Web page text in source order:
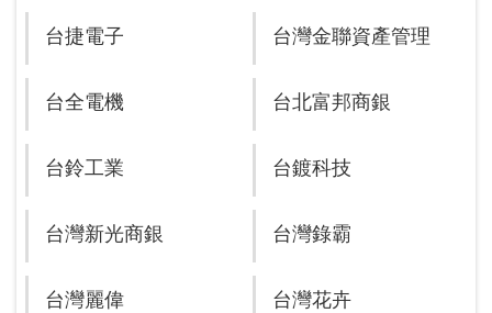
台捷電子 台灣金聯資產管理
台全電機 台北富邦商銀
台鈴工業 台鍍科技
台灣新光商銀 台灣錄霸
台灣麗偉 台灣花卉